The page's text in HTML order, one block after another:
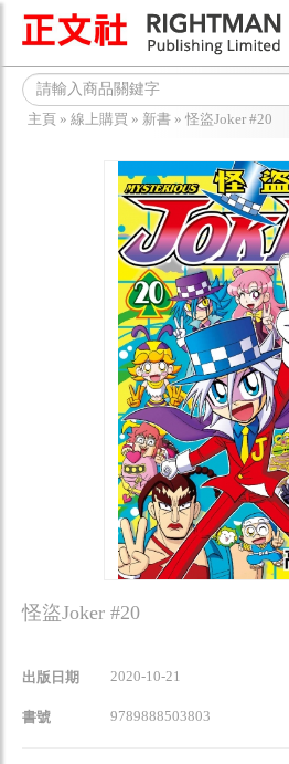
主頁 » 線上購買 » 新書 » 怪盜Joker #20
怪盜Joker #20
出版日期 2020-10-21
書號 9789888503803